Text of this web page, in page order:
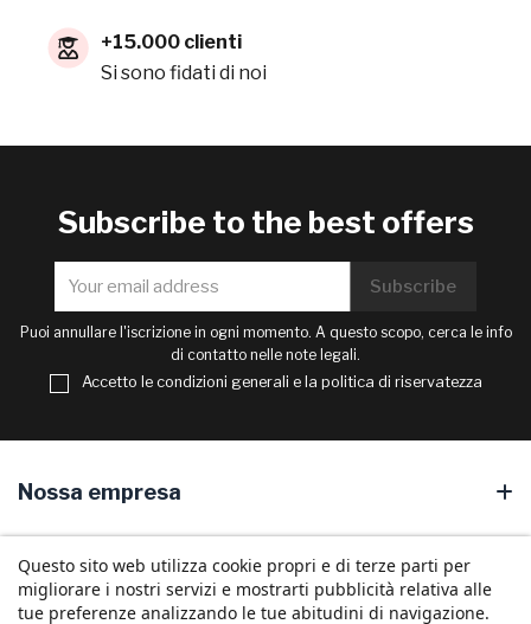
+15.000 clienti
Si sono fidati di noi
Subscribe to the best offers
Puoi annullare l'iscrizione in ogni momento. A questo scopo, cerca le info
di contatto nelle note legali.
Accetto le condizioni generali e la politica di riservatezza
Nossa empresa
Store information
Questo sito web utilizza cookie propri e di terze parti per
migliorare i nostri servizi e mostrarti pubblicità relativa alle
tue preferenze analizzando le tue abitudini di navigazione.